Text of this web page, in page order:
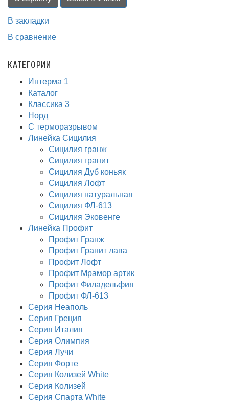
В закладки
В сравнение
КАТЕГОРИИ
Интерма 1
Каталог
Классика 3
Норд
С терморазрывом
Линейка Сицилия
Сицилия гранж
Сицилия гранит
Сицилия Дуб коньяк
Сицилия Лофт
Сицилия натуральная
Сицилия ФЛ-613
Сицилия Эковенге
Линейка Профит
Профит Гранж
Профит Гранит лава
Профит Лофт
Профит Мрамор артик
Профит Филадельфия
Профит ФЛ-613
Серия Неаполь
Серия Греция
Серия Италия
Серия Олимпия
Серия Лучи
Серия Форте
Серия Колизей White
Серия Колизей
Серия Спарта White